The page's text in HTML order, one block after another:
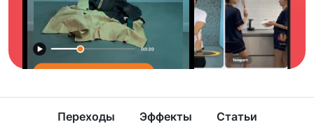
Переходы Эффекты
Статьи